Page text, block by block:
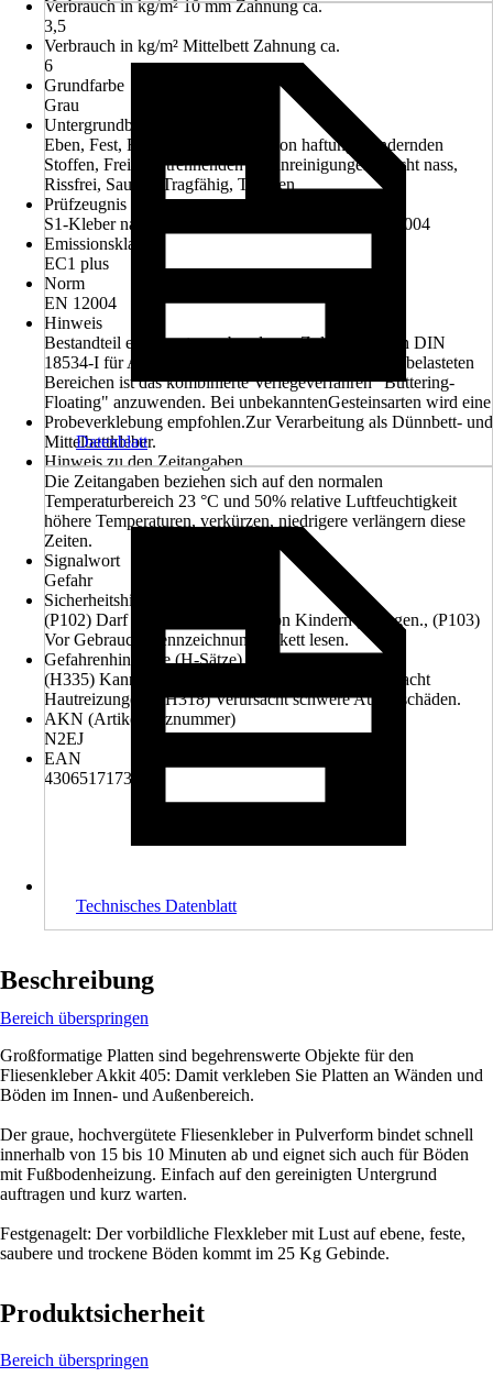
Verbrauch in kg/m² 10 mm Zahnung ca.
3,5
Verbrauch in kg/m² Mittelbett Zahnung ca.
6
Grundfarbe
Grau
Untergrundbeschaffenheit
Eben, Fest, Formbeständig, Frei von haftungsmindernden
Stoffen, Frei von trennenden Verunreinigungen, Nicht nass,
Rissfrei, Sauber, Tragfähig, Trocken
Prüfzeugnis
S1-Kleber nach EN 12002, C2FTE-S1 nach EN 12004
Emissionsklasse
EC1 plus
Norm
EN 12004
Hinweis
Bestandteil einer systemgebundenen Zulassung nach DIN
18534-I für AIV-F Im Außenbereich sowie bei hochbelasteten
Bereichen ist das kombinierte Verlegeverfahren "Buttering-
Floating" anzuwenden. Bei unbekanntenGesteinsarten wird eine
Probeverklebung empfohlen.Zur Verarbeitung als Dünnbett- und
Mittelbettkleber.
Hinweis zu den Zeitangaben
Die Zeitangaben beziehen sich auf den normalen
Temperaturbereich 23 °C und 50% relative Luftfeuchtigkeit
höhere Temperaturen, verkürzen, niedrigere verlängern diese
Zeiten.
Signalwort
Gefahr
Sicherheitshinweise (P-Sätze)
(P102) Darf nicht in die Hände von Kindern gelangen., (P103)
Vor Gebrauch Kennzeichnungsetikett lesen.
Gefahrenhinweise (H-Sätze)
(H335) Kann die Atemwege reizen., (H315) Verursacht
Hautreizungen., (H318) Verursacht schwere Augenschäden.
AKN (Artikelkurznummer)
N2EJ
EAN
4306517173982
Datenblatt
Technisches Datenblatt
Beschreibung
Bereich überspringen
Großformatige Platten sind begehrenswerte Objekte für den
Fliesenkleber Akkit 405: Damit verkleben Sie Platten an Wänden und
Böden im Innen- und Außenbereich.
Der graue, hochvergütete Fliesenkleber in Pulverform bindet schnell
innerhalb von 15 bis 10 Minuten ab und eignet sich auch für Böden
mit Fußbodenheizung. Einfach auf den gereinigten Untergrund
auftragen und kurz warten.
Festgenagelt: Der vorbildliche Flexkleber mit Lust auf ebene, feste,
saubere und trockene Böden kommt im 25 Kg Gebinde.
Produktsicherheit
Bereich überspringen